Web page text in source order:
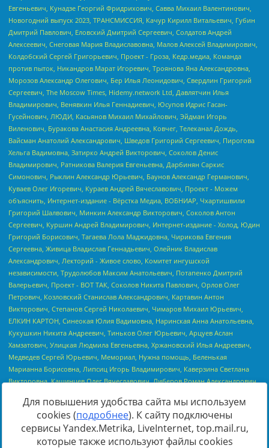
Источник:https://minjust.gov.ru/uploaded/files/reestr-
inostrannyih-agentov-22-03-2024.pdfданные на22.03.2024
Для повышения удобства сайта мы используем
cookies (подробнее). К сайту подключены
сервисы Yandex.Metrika, LiveInternet, top.mail.ru,
которые также используют файлы cookies